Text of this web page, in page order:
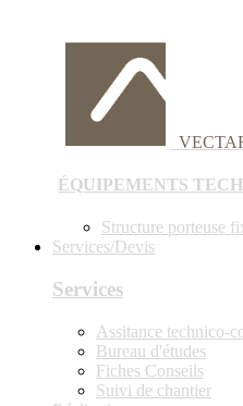
ÉQUIPEMENTS
Structure porteuse
Services/Devis
Services
Assitance technico-
Bureau d'études
Fiches Conseils
Suivi de chantier